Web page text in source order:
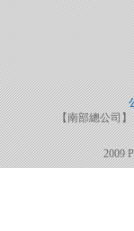
【南部總公司
2009